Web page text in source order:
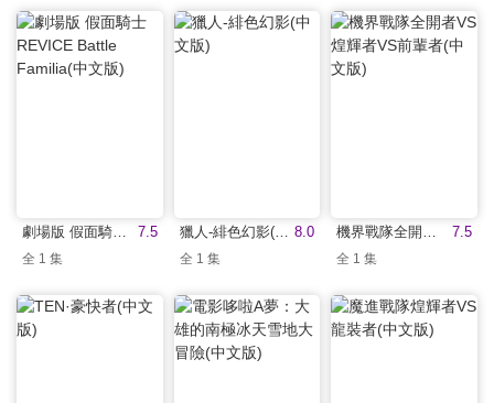
7.5
全 1 集
8.0
獵人-緋色幻影(中文版)
全 1 集
7.5
全 1 集